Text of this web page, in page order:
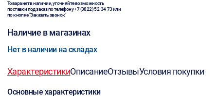
Товара нет в наличии, уточняйте возможность
поставки под заказ по телефону+7 (3822) 52-34-73или
по кнопке "Заказать звонок"
Наличие в магазинах
Нет в наличии на складах
ХарактеристикиОписаниеОтзывыУсловия покупки
Основные характеристики